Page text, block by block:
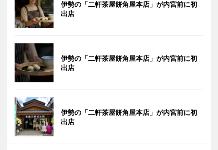
伊勢の「二軒茶屋餅角屋本店」が内宮前に初
出店
伊勢の「二軒茶屋餅角屋本店」が内宮前に初
出店
伊勢の「二軒茶屋餅角屋本店」が内宮前に初
出店